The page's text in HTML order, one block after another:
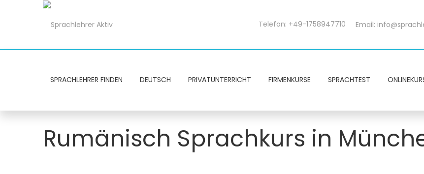
Telefon: +49-1758947710 Email:
SPRACHLEHRER FINDEN DEUTSCH PRIVATUNTERRICHT FIRMENKURSE SPRACHTEST
Rumänisch Sprachkurs in